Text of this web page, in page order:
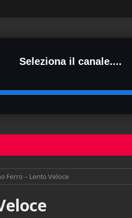
Seleziona il canale....
Ferro – Lento Veloce